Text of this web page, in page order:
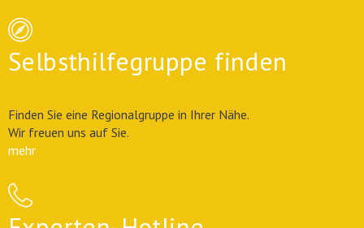
Selbsthilfegruppe finden
Finden Sie eine Regionalgruppe in Ihrer Nähe.
Wir freuen uns auf Sie.
mehr